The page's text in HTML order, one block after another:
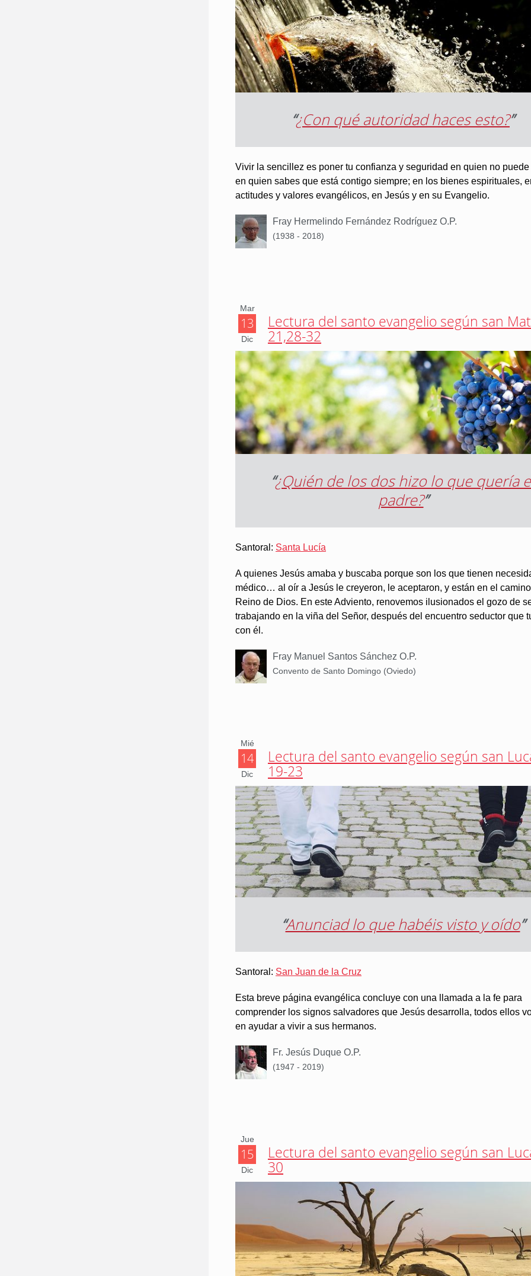
“¿Con qué autoridad haces esto?”
Vivir la sencillez es poner tu confianza y seguridad en quien no puede
en quien sabes que está contigo siempre; en los bienes espirituales,
actitudes y valores evangélicos, en Jesús y en su Evangelio.
Fray Hermelindo Fernández Rodríguez O.P.
(1938 - 2018)
Mar
13
Dic
Lectura del santo evangelio según san
21,28-32
“¿Quién de los dos hizo lo que quería
padre?”
Santoral: Santa Lucía
A quienes Jesús amaba y buscaba porque son los que tienen
médico… al oír a Jesús le creyeron, le aceptaron, y están en el
Reino de Dios. En este Adviento, renovemos ilusionados el gozo de
trabajando en la viña del Señor, después del encuentro seductor que
con él.
Fray Manuel Santos Sánchez O.P.
Convento de Santo Domingo (Oviedo)
Mié
14
Dic
Lectura del santo evangelio según san
19-23
“Anunciad lo que habéis visto y oído”
Santoral: San Juan de la Cruz
Esta breve página evangélica concluye con una llamada a la fe para
comprender los signos salvadores que Jesús desarrolla, todos ellos
en ayudar a vivir a sus hermanos.
Fr. Jesús Duque O.P.
(1947 - 2019)
Jue
15
Dic
Lectura del santo evangelio según san
30